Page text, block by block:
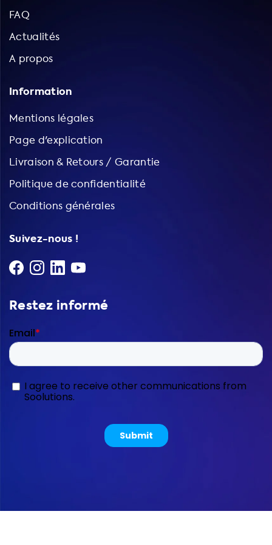
FAQ
Actualités
A propos
Information
Mentions légales
Page d'explication
Livraison & Retours / Garantie
Politique de confidentialité
Conditions générales
Suivez-nous !
Restez informé